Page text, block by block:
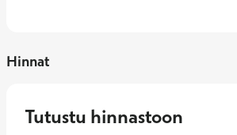
Hinnat
Tutustu hinnastoon